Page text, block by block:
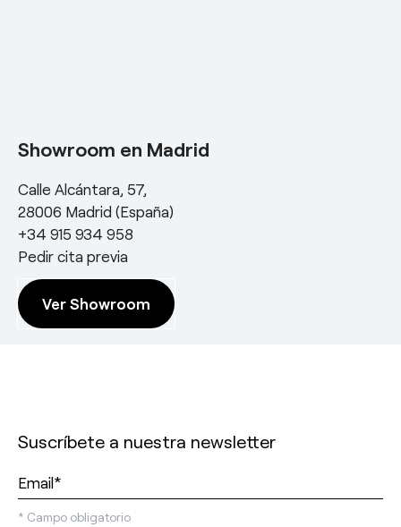
Showroom en Madrid
Calle Alcántara, 57,
28006 Madrid (España)
+34 915 934 958
Pedir cita previa
Ver Showroom
Suscríbete a nuestra newsletter
* Campo obligatorio